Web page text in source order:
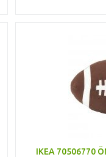
IKEA 70506770